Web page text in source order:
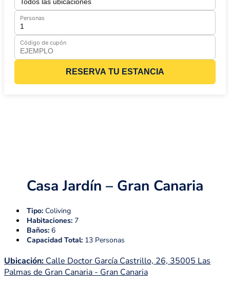
Personas
Código de cupón
RESERVA TU ESTANCIA
Casa Jardín – Gran Canaria
Tipo: Coliving
Habitaciones: 7
Baños: 6
Capacidad Total: 13 Personas
Ubicación: Calle Doctor García Castrillo, 26, 35005 Las
Palmas de Gran Canaria - Gran Canaria